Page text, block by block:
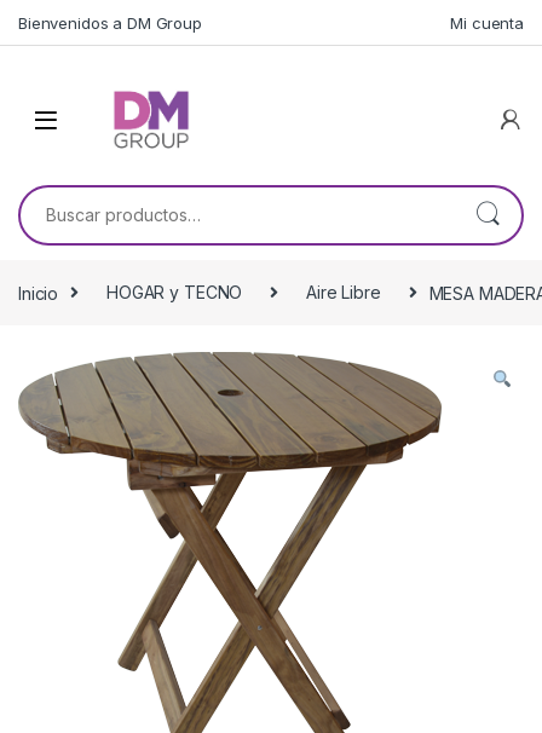
Bienvenidos a DM Group Mi cuenta
Buscar por:
Inicio HOGAR y TECNO Aire Libre MESA